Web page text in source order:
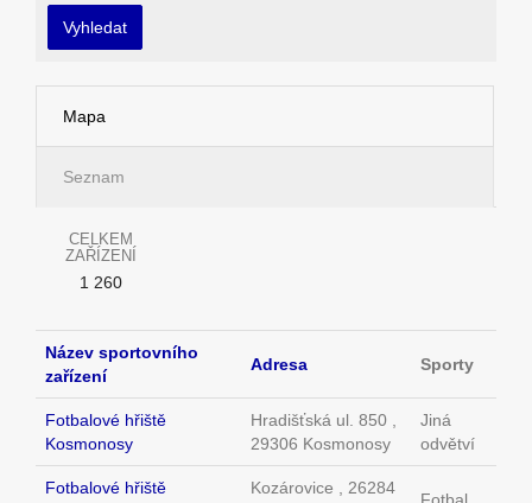
Vyhledat
Mapa
Seznam
CELKEM
ZAŘÍZENÍ
1 260
Název sportovního
zařízení
Adresa Sporty
Fotbalové hřiště
Kosmonosy
Hradišťská ul. 850 ,
29306 Kosmonosy
Jiná
odvětví
Fotbalové hřiště
Kozárovice , 26284